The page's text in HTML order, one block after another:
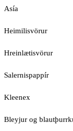
Asía
Heimilisvörur
Hreinlætisvörur
Salernispappír
Kleenex
Bleyjur og